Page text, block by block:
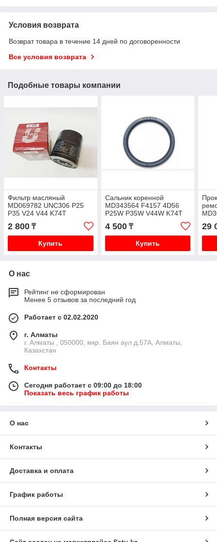
Условия возврата
Возврат товара в течение 14 дней по договоренности
Все условия возврата
Подобные товары компании
Фильтр масляный
MD069782 UNC306 P25
P35 V24 V44 K74T
2 800 ₸
Купить
Сальник коренной
MD343564 F4157 4D56
P25W P35W V44W K74T
4 500₸
Купить
29
О нас
Рейтинг не сформирован
Менее 5 отзывов за последний год
Работает с 02.02.2020
г. Алматы
г. Алматы , 050000, мкр. Баян аул д.57А, Алматы,
Казахстан
Контакты
Сегодня работает с 09:00 до 18:00
Показать весь график работы
О нас
Контакты
Доставка и оплата
График работы
Полная версия сайта